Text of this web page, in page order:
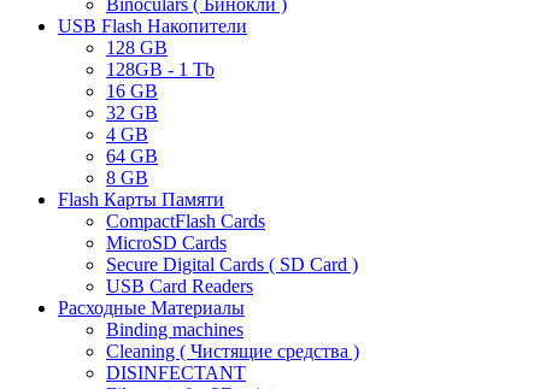
Binoculars ( Бинокли )
USB Flash Накопители
128 GB
128GB - 1 Tb
16 GB
32 GB
4 GB
64 GB
8 GB
Flash Карты Памяти
CompactFlash Cards
MicroSD Cards
Secure Digital Cards ( SD Card )
USB Card Readers
Расходные Материалы
Binding machines
Cleaning ( Чистящие средства )
DISINFECTANT